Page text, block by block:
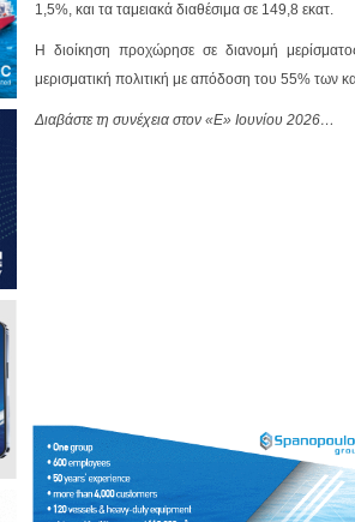
1,5%, και τα ταμειακά διαθέσιμα σε 149,8 εκατ.
Η διοίκηση προχώρησε σε διανομή
μερισματική πολιτική με απόδοση του 55%
Διαβάστε τη συνέχεια στον «Ε» Ιουνίου 2026…